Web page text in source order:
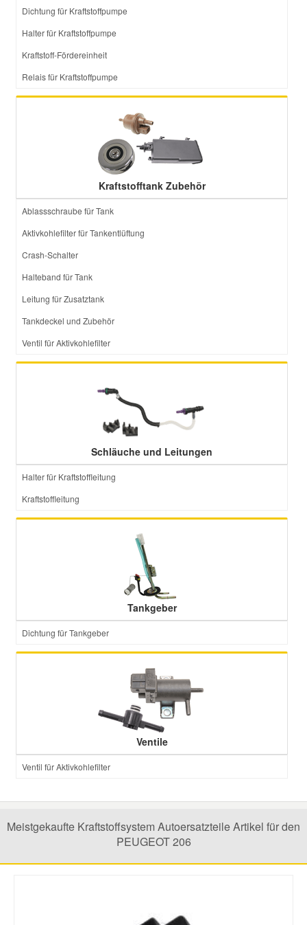
Dichtung für Kraftstoffpumpe
Halter für Kraftstoffpumpe
Kraftstoff-Fördereinheit
Relais für Kraftstoffpumpe
Kraftstofftank Zubehör
Ablassschraube für Tank
Aktivkohlefilter für Tankentlüftung
Crash-Schalter
Halteband für Tank
Leitung für Zusatztank
Tankdeckel und Zubehör
Ventil für Aktivkohlefilter
Schläuche und Leitungen
Halter für Kraftstoffleitung
Kraftstoffleitung
Tankgeber
Dichtung für Tankgeber
Ventile
Ventil für Aktivkohlefilter
Meistgekaufte Kraftstoffsystem Autoersatzteile Artikel für den
PEUGEOT 206